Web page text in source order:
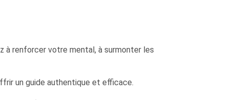
à renforcer votre mental, à surmonter les
un guide authentique et efficace.